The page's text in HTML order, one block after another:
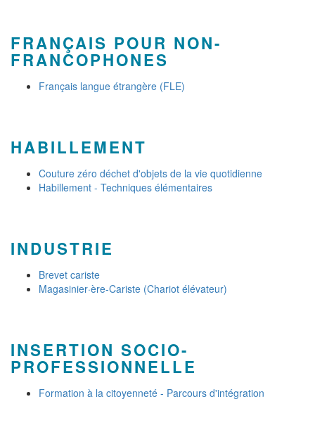
FRANÇAIS POUR NON-
FRANCOPHONES
Français langue étrangère (FLE)
HABILLEMENT
Couture zéro déchet d'objets de la vie quotidienne
Habillement - Techniques élémentaires
INDUSTRIE
Brevet cariste
Magasinier·ère-Cariste (Chariot élévateur)
INSERTION SOCIO-
PROFESSIONNELLE
Formation à la citoyenneté - Parcours d'intégration